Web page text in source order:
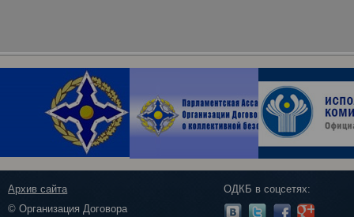
Архив сайта
© Организация Договора
ОДКБ в соцсетях: